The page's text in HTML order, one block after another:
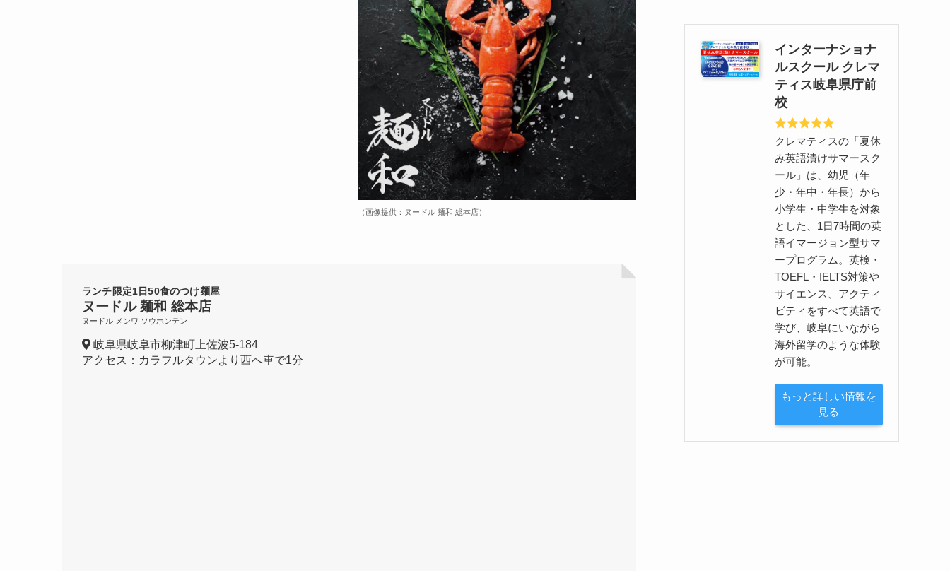
（画像提供：ヌードル 麺和 総本店）
ランチ限定1日50食のつけ麺屋
ヌードル 麺和 総本店
ヌードル メンワ ソウホンテン
岐阜県岐阜市柳津町上佐波5-184
アクセス：カラフルタウンより西へ車で1分
インターナショナ
ルスクール クレマ
ティス岐阜県庁前
校
クレマティスの「夏休
み英語漬けサマースク
ール」は、幼児（年
少・年中・年長）から
小学生・中学生を対象
とした、1日7時間の英
語イマージョン型サマ
ープログラム。英検・
TOEFL・IELTS対策や
サイエンス、アクティ
ビティをすべて英語で
学び、岐阜にいながら
海外留学のような体験
が可能。
もっと詳しい情報を
見る